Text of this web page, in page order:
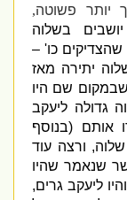
פשוטה,
בשלוה
כו ' –
יתירה מאז
שם היו
ליעקב
אותם( בנוסף
,ורצה עוד
שנאמר שהיו
ליעקב גרים,